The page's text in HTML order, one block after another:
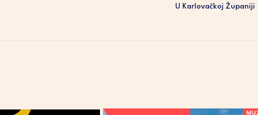
U Karlovačkoj Županiji